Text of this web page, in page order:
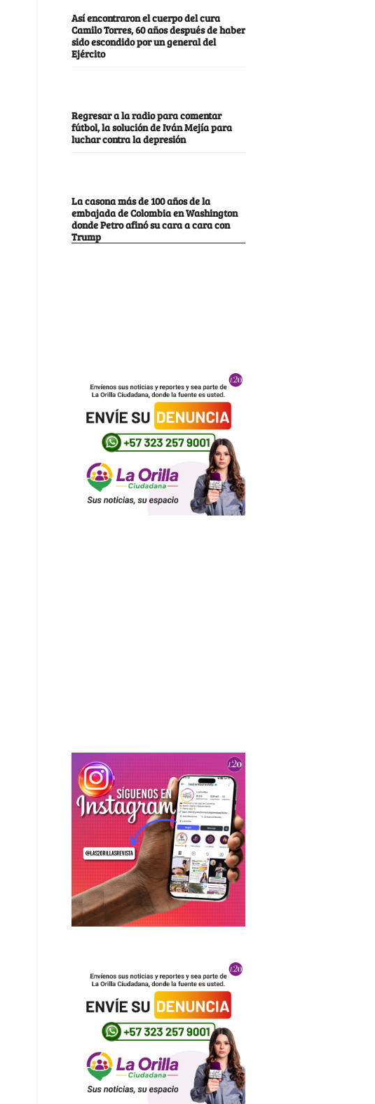
Así encontraron el cuerpo del cura
Camilo Torres, 60 años después de haber
sido escondido por un general del
Ejército
Regresar a la radio para comentar
fútbol, la solución de Iván Mejía para
luchar contra la depresión
La casona más de 100 años de la
embajada de Colombia en Washington
donde Petro afinó su cara a cara con
Trump